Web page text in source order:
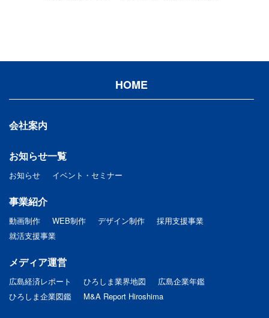
HOME
会社案内
お知らせ一覧
お知らせ イベント・セミナー
事業紹介
動画制作 WEB制作 デザイン制作
採用支援事業
就活支援事業
メディア運営
広島経済レポート ひろしま業界地図
広島企業年鑑
ひろしま企業図鑑
M&A Report Hiroshima